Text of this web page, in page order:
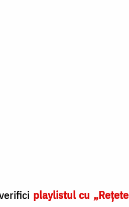
playlistul cu „Rețete